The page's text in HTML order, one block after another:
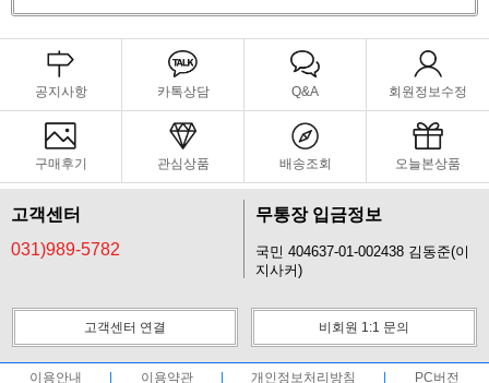
공지사항 카톡상담 Q&A 회원정보수정
구매후기 관심상품 배송조회 오늘본상품
고객센터
031)989-5782
무통장 입금정보
국민 404637-01-002438 김동준(이
지사커)
고객센터 연결 비회원 1:1 문의
이용안내 이용약관 개인정보처리방침 PC버전